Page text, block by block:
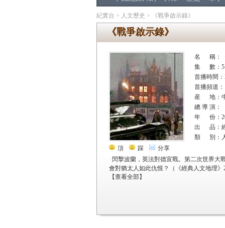
紀實台 > 人文歷史 > 《戰爭啟示錄》
《戰爭啟示錄》
頂 踩 分享
名 稱：
集 數：5
首播時間：
首播頻道
産 地：
總 導 演：
年 份：
出 品：
類 別：
閃擊波蘭，英法對德宣戰。第二次世界大
會對猶太人如此仇恨？（《經典人文地理
【查看全部】